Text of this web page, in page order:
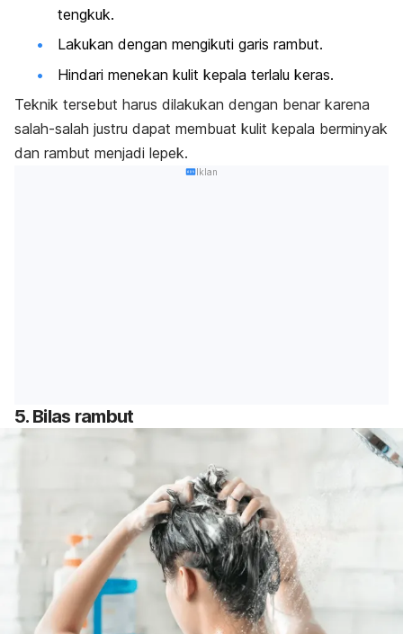
tengkuk.
Lakukan dengan mengikuti garis rambut.
Hindari menekan kulit kepala terlalu keras.
Teknik tersebut harus dilakukan dengan benar karena
salah-salah justru dapat membuat kulit kepala berminyak
dan rambut menjadi lepek.
Iklan
5. Bilas rambut